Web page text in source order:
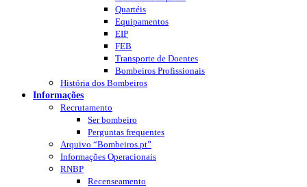
Quartéis
Equipamentos
EIP
FEB
Transporte de Doentes
Bombeiros Profissionais
História dos Bombeiros
Informações
Recrutamento
Ser bombeiro
Perguntas frequentes
Arquivo “Bombeiros.pt”
Informações Operacionais
RNBP
Recenseamento